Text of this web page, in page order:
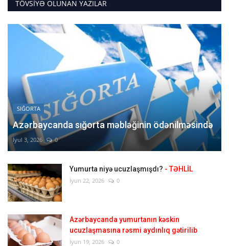
TÖVSIYƏ OLUNAN YAZILAR
SIĞORTA
Azərbaycanda sığorta məbləğinin ödənilməsində
İyul 3, 2026 0
Yumurta niyə ucuzlaşmışdı? - TƏHLİL
İyun 22, 2026 0
Azərbaycanda yumurtanın kəskin
ucuzlaşmasına rəsmi aydınlıq gətirilib
İyun 19, 2026 0